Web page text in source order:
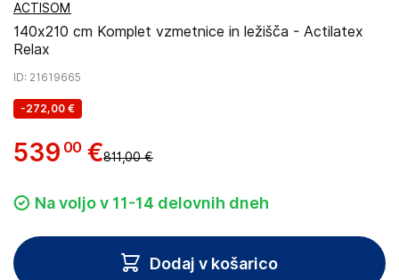
ACTISOM
140x210 cm Komplet vzmetnice in ležišča - Actilatex
Relax
ID: 21619665
-272,00 €
539 00 €811,00 €
Na voljo v 11-14 delovnih dneh
Dodaj v košarico